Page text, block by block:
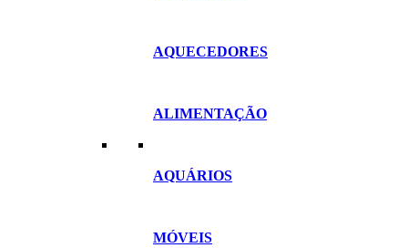
AQUECEDORES
ALIMENTAÇÃO
AQUÁRIOS
MÓVEIS